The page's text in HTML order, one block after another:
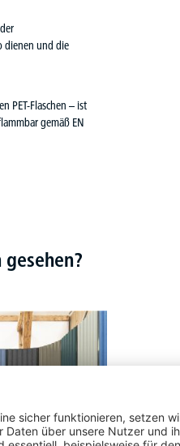
dienen und die
PET-Flaschen – ist
gemäß EN
gesehen?